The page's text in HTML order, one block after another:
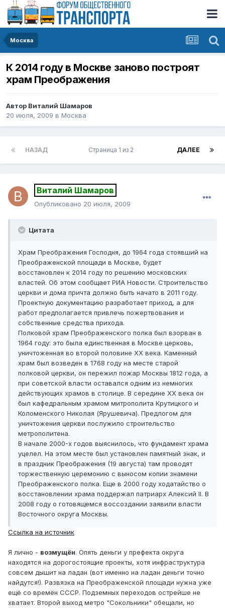
Москва
К 2014 году в Москве заново построят
храм Преображения
Автор Виталий Шамаров
20 июля, 2009 в Москва
НАЗАД ДАЛЕЕ
Страница 1 из 2
Виталий Шамаров
Опубликовано 20 июля, 2009
Цитата
Храм Преображения Господня, до 1964 года стоявший на
Преображенской площади в Москве, будет
восстановлен к 2014 году по решению московских
властей. Об этом сообщает РИА Новости. Строительство
церкви и дома причта должно быть начато в 2011 году.
Проектную документацию разработает приход, а для
работ предполагается привлечь пожертвования и
собственные средства прихода.
Полковой храм Преображенского полка был взорван в
1964 году: это была единственная в Москве церковь,
уничтоженная во второй половине XX века. Каменный
храм был возведен в 1768 году на месте старой
полковой церкви, он пережил пожар Москвы 1812 года, а
при советской власти оставался одним из немногих
действующих храмов в столице. В середине XX века он
был кафедральным храмом митрополита Крутицкого и
Коломенского Николая (Ярушевича). Предлогом для
уничтожения церкви послужило строительство
метрополитена.
В начале 2000-х годов выяснилось, что фундамент храма
уцелел. На этом месте был установлен памятный знак, и
в праздник Преображения (19 августа) там проводят
торжественную церемонию с выносом копии знамени
Преображенского полка. Еще в 2000 году ходатайство о
восстановлении храма поддержал патриарх Алексий II. В
2008 году о готовящемся воссоздании заявили власти
Восточного округа Москвы.
Ссылка на источник
Я лично - возмущён. Опять деньги у префекта округа
находятся на дорогостоящие проекты, хотя инфраструктура
совсем дышит на ладан (вот именно на ладан деньги точно
найдутся!). Развязка на Преображенской площади нужна уже
ещё со времён СССР. Подземных переходов острейше не
хватает. Второй выход метро "Сокольники" обещали, но